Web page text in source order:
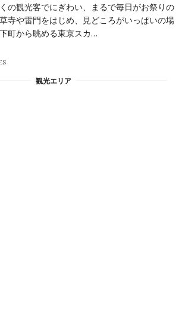
の観光客でにぎわい、まるで毎日がお祭りの
寺や雷門をはじめ、見どころがいっぱいの場
町から眺める東京スカ…
観光エリア